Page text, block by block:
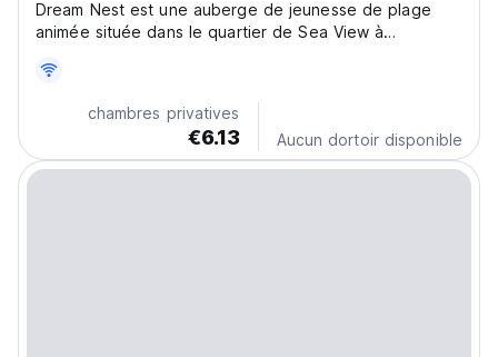
Dream Nest est une auberge de jeunesse de plage
animée située dans le quartier de Sea View à
parfaite pour les voyageurs à petit budget en quête
d'une expérience authentique du Kerala. (Auto-
translated from...
chambres privatives
€6.13 Aucun dortoir disponible